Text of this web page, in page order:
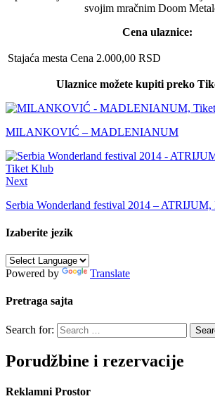
svojim mračnim Doom
Cena ulaznice:
Stajaća mesta Cena 2.000,00 RSD
Ulaznice možete kupiti preko
MILANKOVIĆ – MADLENIANUM
Next
Serbia Wonderland festival 2014 – ATRIJUM,
Izaberite jezik
Powered by Translate
Pretraga sajta
Search for:
Porudžbine i rezervacije
Reklamni Prostor